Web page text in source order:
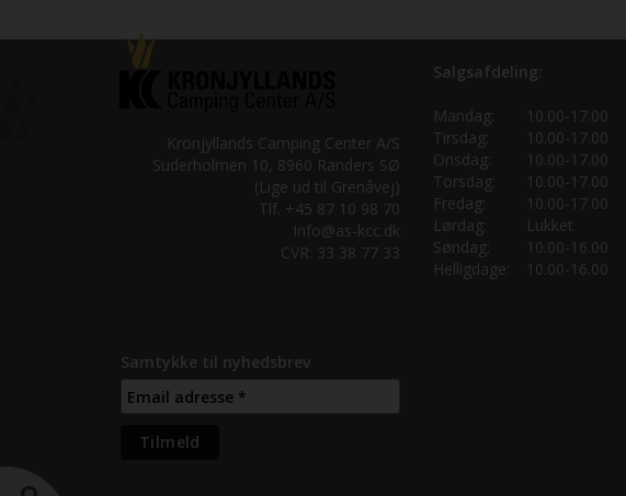
Kronjyllands Camping Center A/S
Suderholmen 10, 8960 Randers SØ
(Lige ud til Grenåvej)
Tlf. +45 87 10 98 70
Info@as-kcc.dk
CVR: 33 38 77 33
Samtykke til nyhedsbrev
Salgsafdeling:
Mandag:
10.00-17.00
Tirsdag:
10.00-17.00
Onsdag:
10.00-17.00
Torsdag:
10.00-17.00
Fredag:
10.00-17.00
Lørdag:
Lukket
Søndag:
10.00-16.00
Helligdage:
10.00-16.00